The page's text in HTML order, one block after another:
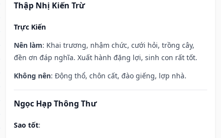
Thập Nhị Kiến Trừ
Trực Kiến
Nên làm: Khai trương, nhậm chức, cưới hỏi, trồng cây,
đền ơn đáp nghĩa. Xuất hành đặng lợi, sinh con rất tốt.
Không nên: Động thổ, chôn cất, đào giếng, lợp nhà.
Ngọc Hạp Thông Thư
Sao tốt: